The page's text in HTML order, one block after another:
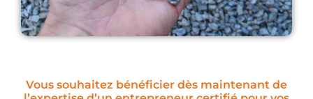
Vous souhaitez bénéficier dès maintenant de